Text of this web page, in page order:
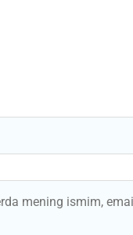
mening ismim,